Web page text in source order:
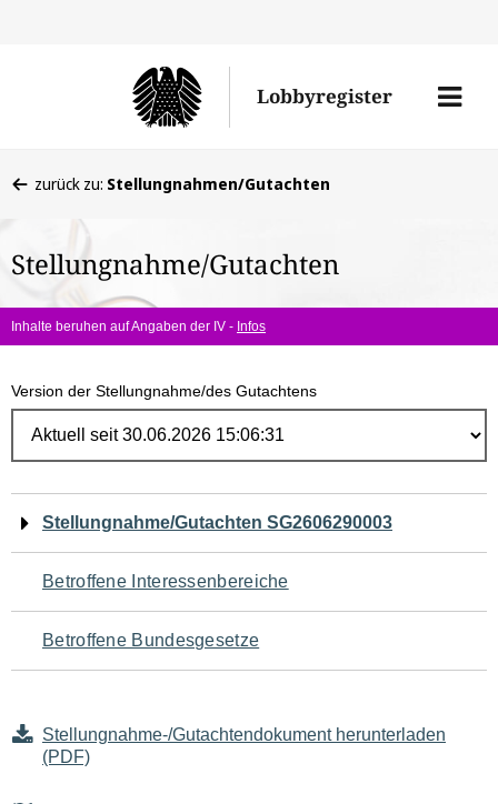
Lobbyregister
Menü
befinden
hier:
zurück zu: Stellungnahmen/Gutachten
Stellungnahme/Gutachten
Inhalte beruhen auf Angaben der IV - Infos
Version der Stellungnahme/des Gutachtens
Navigation
für
den
Seiteninhalt
Stellungnahme/Gutachten SG2606290003
Betroffene Interessenbereiche
Betroffene Bundesgesetze
Stellungnahme-/Gutachtendokument herunterladen
(PDF)